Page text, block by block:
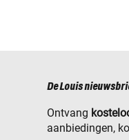
De Louis
Ontvang
aanbiedingen,